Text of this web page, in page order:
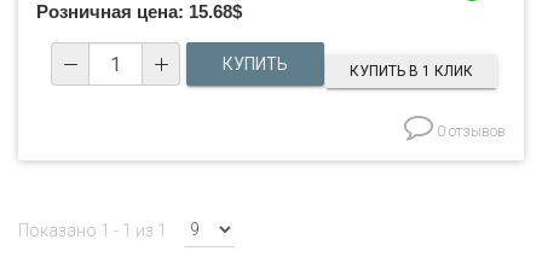
Розничная цена: 15.68$
КУПИТЬ В 1 КЛИК
0 отзывов
Показано 1 - 1 из 1